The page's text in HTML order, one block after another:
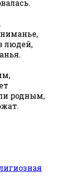
людей,
родным,